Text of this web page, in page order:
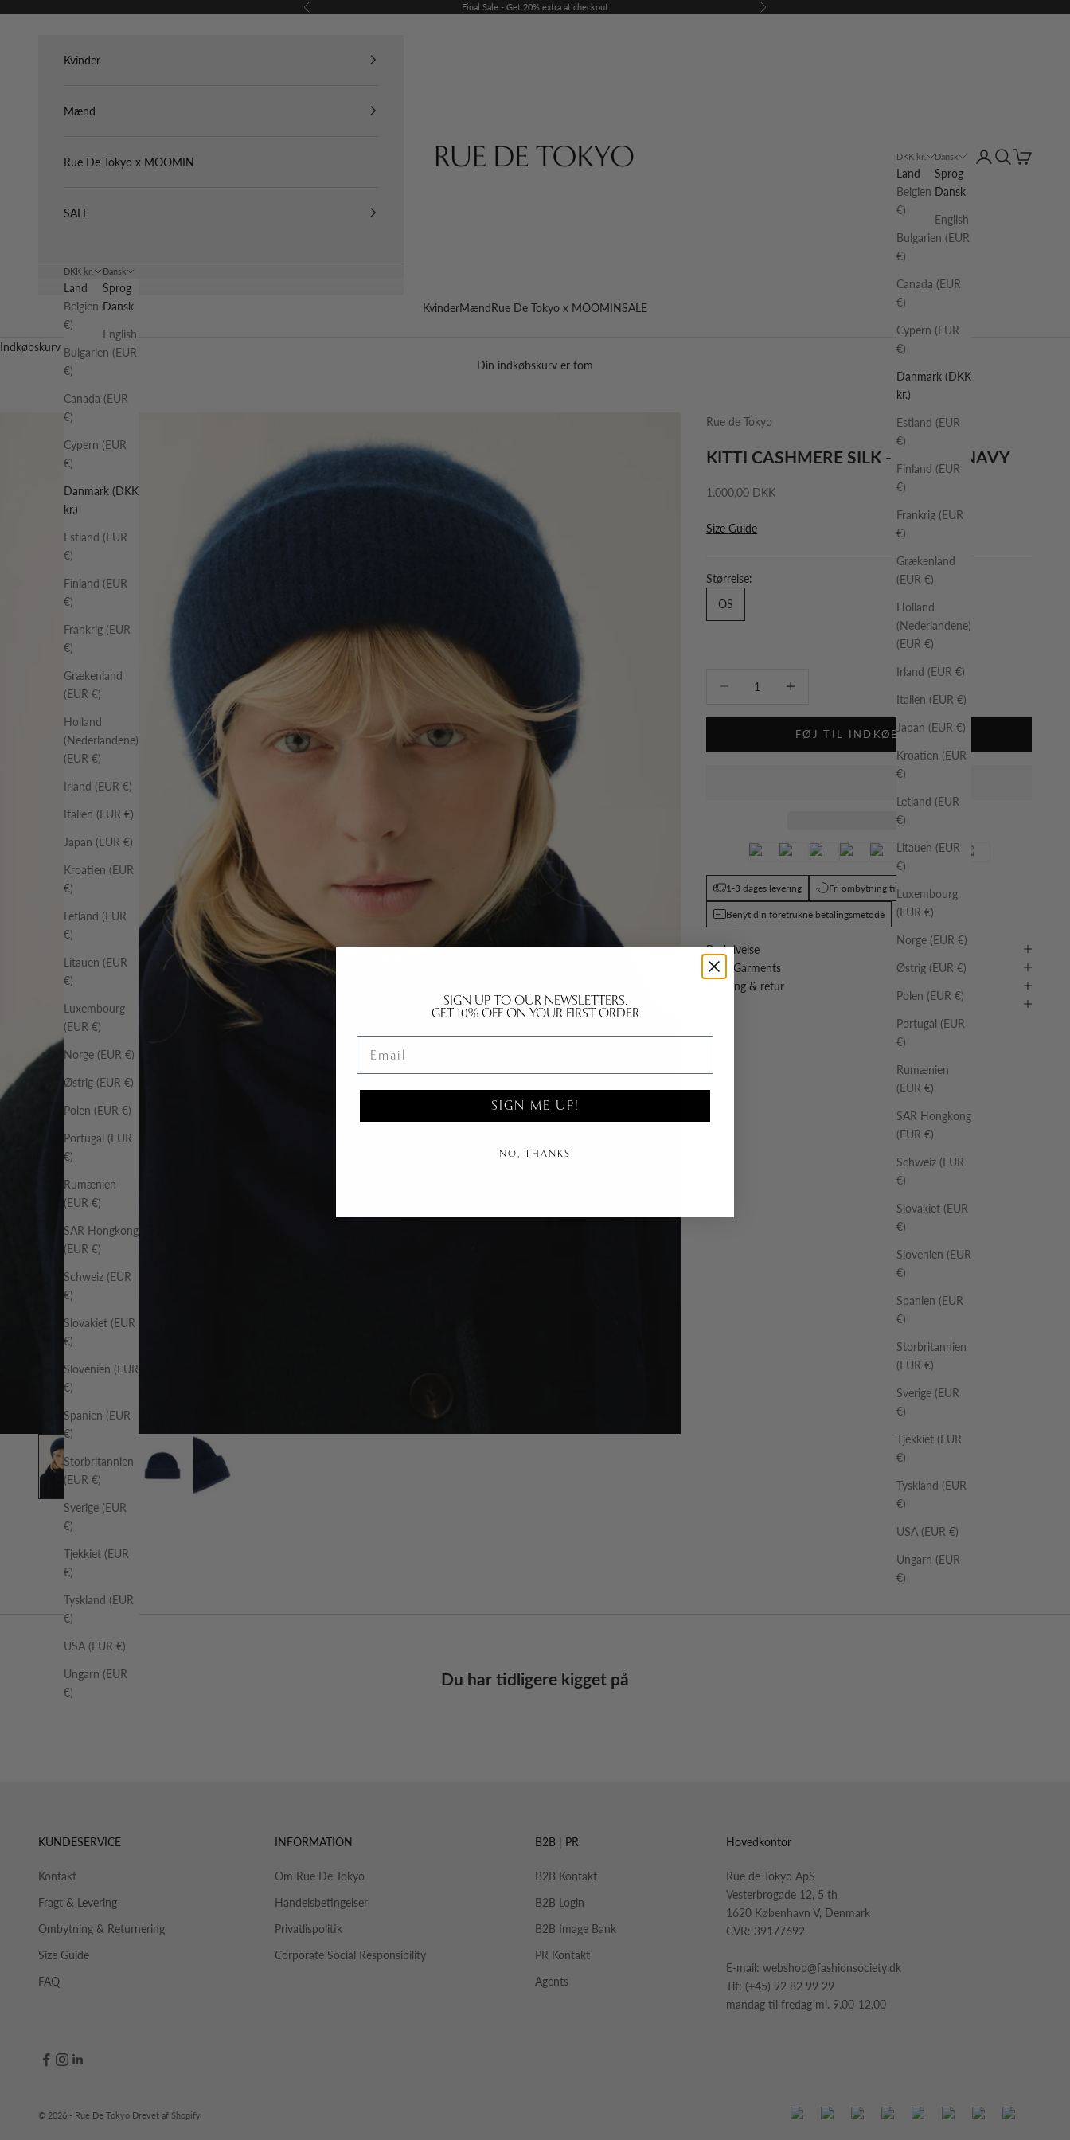
Forrige Final Sale - Get 20% extra at checkout Næste
Rue De Tokyo
KvinderMændRue De Tokyo x MOOMINSALE
DKK kr.
Land
Belgien (EUR
€)
Bulgarien (EUR
€)
Canada (EUR
€)
Cypern (EUR
€)
Danmark (DKK
kr.)
Estland (EUR
€)
Finland (EUR
€)
Frankrig (EUR
€)
Grækenland
(EUR €)
Holland
(Nederlandene)
(EUR €)
Irland (EUR €)
Italien (EUR €)
Japan (EUR €)
Kroatien (EUR
€)
Letland (EUR
€)
Litauen (EUR
€)
Luxembourg
(EUR €)
Norge (EUR €)
Østrig (EUR €)
Polen (EUR €)
Portugal (EUR
€)
Rumænien
(EUR €)
SAR Hongkong
(EUR €)
Schweiz (EUR
€)
Slovakiet (EUR
€)
Slovenien (EUR
€)
Spanien (EUR
€)
Storbritannien
(EUR €)
Sverige (EUR
€)
Tjekkiet (EUR
€)
Tyskland (EUR
€)
USA (EUR €)
Ungarn (EUR
€)
Dansk
Sprog
Dansk
English
Log på
Søg
Kvinder
Mænd
Rue De Tokyo x MOOMIN
SALE
DKK kr.
Land
Belgien (EUR
€)
Bulgarien (EUR
€)
Canada (EUR
€)
Cypern (EUR
€)
Danmark (DKK
kr.)
Estland (EUR
€)
Finland (EUR
€)
Frankrig (EUR
€)
Grækenland
(EUR €)
Holland
(Nederlandene)
(EUR €)
Irland (EUR €)
Italien (EUR €)
Japan (EUR €)
Kroatien (EUR
€)
Letland (EUR
€)
Litauen (EUR
€)
Luxembourg
(EUR €)
Norge (EUR €)
Østrig (EUR €)
Polen (EUR €)
Portugal (EUR
€)
Rumænien
(EUR €)
SAR Hongkong
(EUR €)
Schweiz (EUR
€)
Slovakiet (EUR
€)
Slovenien (EUR
€)
Spanien (EUR
€)
Storbritannien
(EUR €)
Sverige (EUR
€)
Tjekkiet (EUR
€)
Tyskland (EUR
€)
USA (EUR €)
Ungarn (EUR
€)
Dansk
Sprog
Dansk
English
Indkøbskurv
Din indkøbskurv er tom
Rue de Tokyo
KITTI CASHMERE SILK - ECLIPSE NAVY
Salgspris
1.000,00 DKK
Size Guide
Størrelse:
OS
FØJ TIL INDKØBSKURV
1-3 dages levering Fri ombytning til anden størrelse
Benyt din foretrukne betalingsmetode
Beskrivelse
Fit & Garments
Levering & retur
Du har tidligere kigget på
KUNDESERVICE
Kontakt
Fragt & Levering
Ombytning & Returnering
Size Guide
FAQ
INFORMATION
Om Rue De Tokyo
Handelsbetingelser
Privatlispolitik
Corporate Social Responsibility
B2B | PR
B2B Kontakt
B2B Login
B2B Image Bank
PR Kontakt
Agents
Hovedkontor
Rue de Tokyo ApS
Vesterbrogade 12, 5 th
1620 København V, Denmark
CVR: 39177692
E-mail: webshop@fashionsociety.dk
Tlf: (+45) 92 82 99 29
mandag til fredag ml. 9.00-12.00
© 2026 - Rue De Tokyo Drevet af Shopify
SIGN UP TO OUR NEWSLETTERS.
GET 10% OFF ON YOUR FIRST ORDER
SIGN ME UP!
NO, THANKS